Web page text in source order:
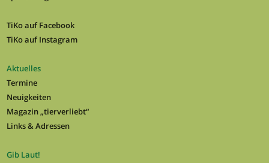
TiKo auf Facebook
TiKo auf Instagram
Aktuelles
Termine
Neuigkeiten
Magazin „tierverliebt“
Links & Adressen
Gib Laut!